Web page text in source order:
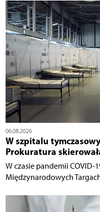
06.08.2026
W szpitalu
Prokuratura
W czasie pandemii COVID-
Międzynarodowych